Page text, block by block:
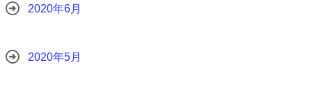
2020年6月
2020年5月